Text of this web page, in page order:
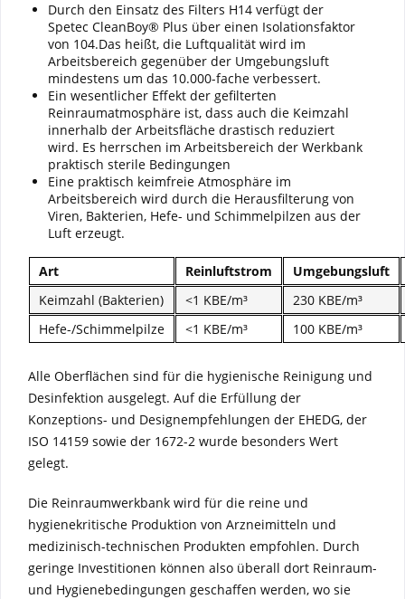
Durch den Einsatz des Filters H14 verfügt der
Spetec CleanBoy® Plus über einen Isolationsfaktor
von 104.Das heißt, die Luftqualität wird im
Arbeitsbereich gegenüber der Umgebungsluft
mindestens um das 10.000-fache verbessert.
Ein wesentlicher Effekt der gefilterten
Reinraumatmosphäre ist, dass auch die Keimzahl
innerhalb der Arbeitsfläche drastisch reduziert
wird. Es herrschen im Arbeitsbereich der Werkbank
praktisch sterile Bedingungen
Eine praktisch keimfreie Atmosphäre im
Arbeitsbereich wird durch die Herausfilterung von
Viren, Bakterien, Hefe- und Schimmelpilzen aus der
Luft erzeugt.
Art Reinluftstrom
Umgebungsluft
Keimzahl (Bakterien)
<1 KBE/m³
230 KBE/m³
Hefe-/Schimmelpilze
<1 KBE/m³ 100 KBE/m³
Alle Oberflächen sind für die hygienische Reinigung und
Desinfektion ausgelegt. Auf die Erfüllung der
Konzeptions- und Designempfehlungen der EHEDG, der
ISO 14159 sowie der 1672-2 wurde besonders Wert
gelegt.
Die Reinraumwerkbank wird für die reine und
hygienekritische Produktion von Arzneimitteln und
medizinisch-technischen Produkten empfohlen. Durch
geringe Investitionen können also überall dort Reinraum-
und Hygienebedingungen geschaffen werden, wo sie